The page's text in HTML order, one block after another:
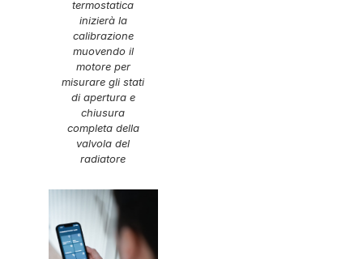
termostatica
inizierà la
calibrazione
muovendo il
motore per
misurare gli stati
di apertura e
chiusura
completa della
valvola del
radiatore